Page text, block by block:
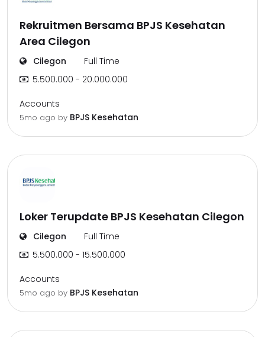
Rekruitmen Bersama BPJS Kesehatan
Area Cilegon
Cilegon
Full Time
5.500.000 - 20.000.000
Accounts
5mo ago by BPJS Kesehatan
Loker Terupdate BPJS Kesehatan Cilegon
Cilegon
Full Time
5.500.000 - 15.500.000
Accounts
5mo ago by BPJS Kesehatan